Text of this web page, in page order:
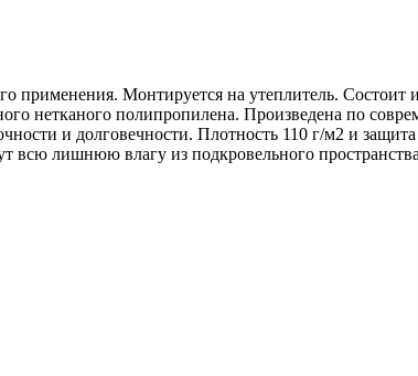
Монтируется на утеплитель. Состоит
нетканого полипропилена. Произведена по
и долговечности. Плотность 110 г/м2 и
всю лишнюю влагу из подкровельного